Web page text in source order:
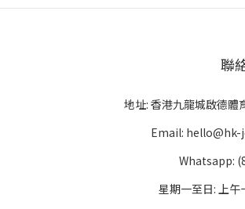
聯
地址: 香港九龍城啟德體
Email:
Whatsapp:
星期一至日: 上